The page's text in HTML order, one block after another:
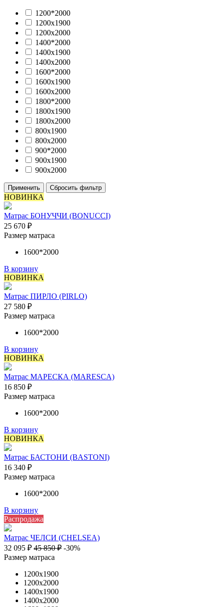
1200*2000
1200х1900
1200х2000
1400*2000
1400х1900
1400х2000
1600*2000
1600х1900
1600х2000
1800*2000
1800х1900
1800х2000
800х1900
800х2000
900*2000
900х1900
900х2000
Применить Сбросить фильтр
НОВИНКА
Матрас БОНУЧЧИ (BONUCCI)
25 670 ₽
Размер матраса
1600*2000
В корзину
НОВИНКА
Матрас ПИРЛО (PIRLO)
27 580 ₽
Размер матраса
1600*2000
В корзину
НОВИНКА
Матрас МАРЕСКА (MARESCA)
16 850 ₽
Размер матраса
1600*2000
В корзину
НОВИНКА
Матрас БАСТОНИ (BASTONI)
16 340 ₽
Размер матраса
1600*2000
В корзину
Распродажа
Матрас ЧЕЛСИ (CHELSEA)
32 095 ₽ 45 850₽ -30%
Размер матраса
1200х1900
1200х2000
1400х1900
1400х2000